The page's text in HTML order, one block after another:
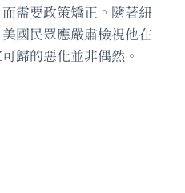
需要政策矯正。隨著紐
國民眾應嚴肅檢視他在
歸的惡化並非偶然。